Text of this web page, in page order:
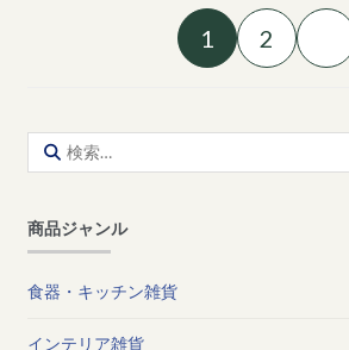
1 2
索:
商品ジャンル
食器・キッチン雑貨
インテリア雑貨